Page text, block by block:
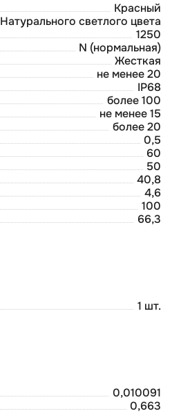
Красный
Натурального светлого цвета
1250
N (нормальная)
Жесткая
не менее 20
IP68
более 100
не менее 15
более 20
0,5
60
50
40,8
4,6
100
66,3
1 шт.
0,010091
0,663